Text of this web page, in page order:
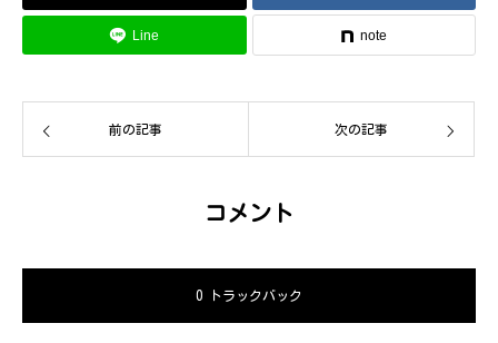
Line note
前の記事 次の記事
コメント
0 トラックバック